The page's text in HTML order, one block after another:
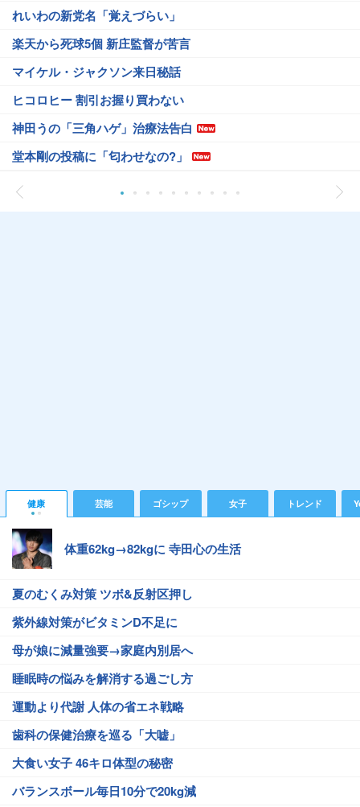
れいわの新党名「覚えづらい」
楽天から死球5個 新庄監督が苦言
マイケル・ジャクソン来日秘話
ヒコロヒー 割引お握り買わない
神田うの「三角ハゲ」治療法告白
堂本剛の投稿に「匂わせなの?」
健康 芸能 ゴシップ 女子 トレンド
体重62kg→82kgに 寺田心の生活
夏のむくみ対策 ツボ&反射区押し
紫外線対策がビタミンD不足に
母が娘に減量強要→家庭内別居へ
睡眠時の悩みを解消する過ごし方
運動より代謝 人体の省エネ戦略
歯科の保健治療を巡る「大嘘」
大食い女子 46キロ体型の秘密
バランスボール毎日10分で20kg減